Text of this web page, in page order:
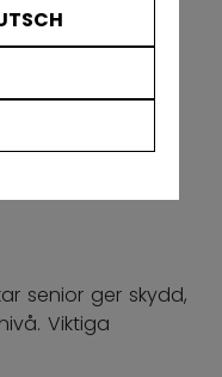
senior ger skydd,
Viktiga